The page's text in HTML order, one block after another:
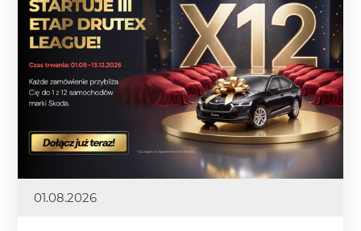
01.08.2026